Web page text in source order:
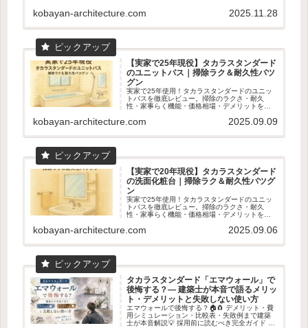
見のPR記事です。
kobayan-architecture.com 2025.11.28
【実家で25年現役】タカラスタンダード
のユニットバス｜掃除ラク＆耐久性バツ
グン
実家で25年使用！タカラスタンダードのユニッ
トバスを徹底レビュー。掃除のラクさ・耐久
性・家事らく機能・価格相場・デメリットを数
kobayan-architecture.com 2025.09.09
【実家で20年現役】タカラスタンダード
の洗面化粧台｜掃除ラク＆耐久性バツグ
ン
実家で25年使用！タカラスタンダードのユニッ
トバスを徹底レビュー。掃除のラクさ・耐久
性・家事らく機能・価格相場・デメリットを数
kobayan-architecture.com 2025.09.06
タカラスタンダード「エマウォール」で
後悔する？― 建築士が本音で語るメリッ
ト・デメリットと失敗しない使い方
エマウォールで後悔する？🏠🧲 デメリット・費
用シミュレーション・比較表・失敗例まで建築
士が本音解説💡 採用前に読むべき完全ガイド 👓